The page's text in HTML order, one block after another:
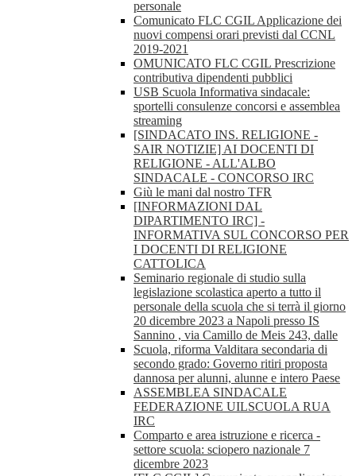
personale
Comunicato FLC CGIL Applicazione dei
nuovi compensi orari previsti dal CCNL
2019-2021
OMUNICATO FLC CGIL Prescrizione
contributiva dipendenti pubblici
USB Scuola Informativa sindacale:
sportelli consulenze concorsi e assemblea
streaming
[SINDACATO INS. RELIGIONE -
SAIR NOTIZIE] AI DOCENTI DI
RELIGIONE - ALL'ALBO
SINDACALE - CONCORSO IRC
Giù le mani dal nostro TFR
[INFORMAZIONI DAL
DIPARTIMENTO IRC] -
INFORMATIVA SUL CONCORSO PER
I DOCENTI DI RELIGIONE
CATTOLICA
Seminario regionale di studio sulla
legislazione scolastica aperto a tutto il
personale della scuola che si terrà il giorno
20 dicembre 2023 a Napoli presso IS
Sannino , via Camillo de Meis 243, dalle
Scuola, riforma Valditara secondaria di
secondo grado: Governo ritiri proposta
dannosa per alunni, alunne e intero Paese
ASSEMBLEA SINDACALE
FEDERAZIONE UILSCUOLA RUA
IRC
Comparto e area istruzione e ricerca -
settore scuola: sciopero nazionale 7
dicembre 2023